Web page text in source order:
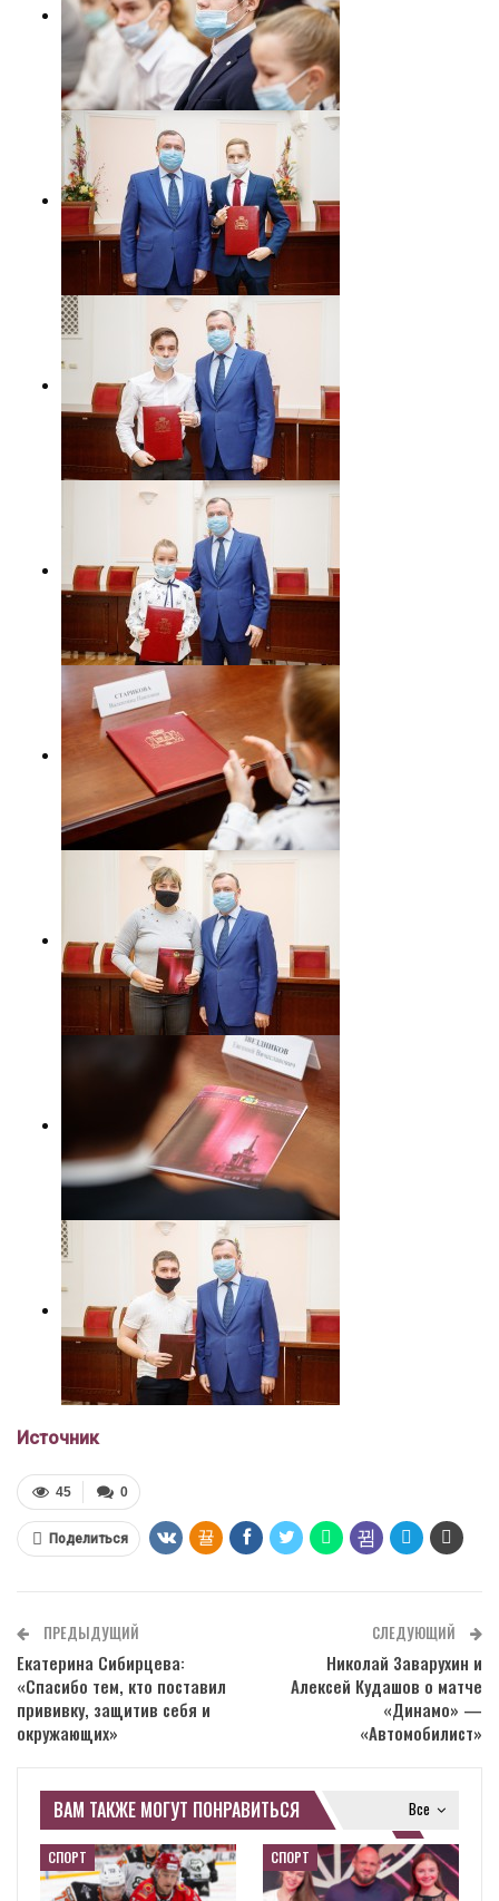
Источник
0
45
Поделиться
ПРЕДЫДУЩИЙ
Екатерина Сибирцева:
«Спасибо тем, кто поставил
прививку, защитив себя и
окружающих»
СЛЕДУЮЩИЙ
Николай Заварухин и
Алексей Кудашов о матче
«Динамо» —
«Автомобилист»
Все
ВАМ ТАКЖЕ МОГУТ ПОНРАВИТЬСЯ
СПОРТ СПОРТ